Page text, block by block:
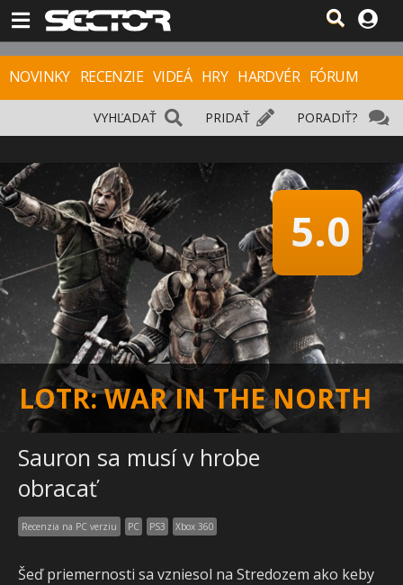
NOVINKY RECENZIE VIDEÁ HRY HARDVÉR FÓRUM
PORADIŤ?
PRIDAŤ
VYHĽADAŤ
LOTR: WAR IN THE NORTH
5.0
Sauron sa musí v hrobe
obracať
Recenzia na PC verziu PC PS3 Xbox 360
Šeď priemernosti sa vzniesol na Stredozem ako keby